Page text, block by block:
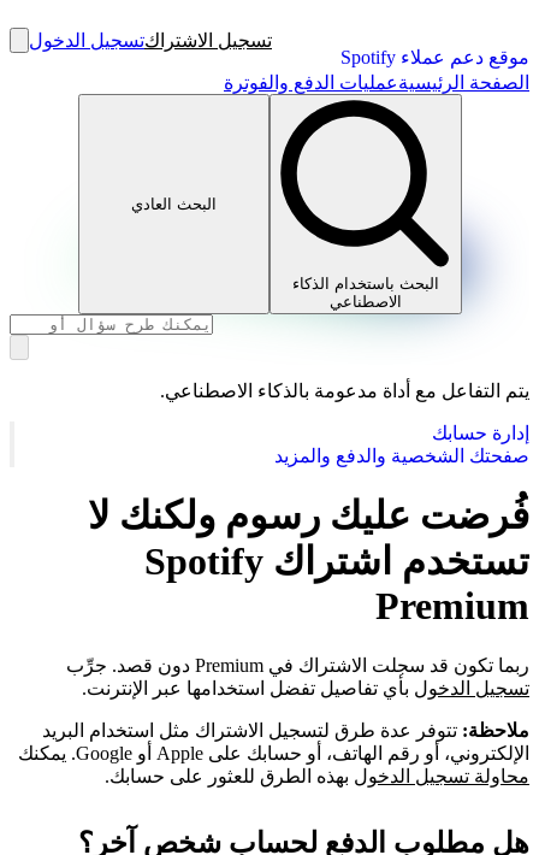
موقع دعم عملاء Spotify
تسجيل الاشتراكتسجيل الدخول
الصفحة الرئيسيةعمليات الدفع والفوترة
البحث باستخدام الذكاء
الاصطناعي
البحث العادي
يتم التفاعل مع أداة مدعومة بالذكاء الاصطناعي.
إدارة حسابك
صفحتك الشخصية والدفع والمزيد
فُرضت عليك رسوم ولكنك لا
تستخدم اشتراك Spotify
Premium
ربما تكون قد سجلت الاشتراك في Premium دون قصد. جرِّب
تسجيل الدخول بأي تفاصيل تفضل استخدامها عبر الإنترنت.
ملاحظة: تتوفر عدة طرق لتسجيل الاشتراك مثل استخدام البريد
الإلكتروني، أو رقم الهاتف، أو حسابك على Apple أو Google. يمكنك
محاولة تسجيل الدخول بهذه الطرق للعثور على حسابك.
هل مطلوب الدفع لحساب شخص آخر؟